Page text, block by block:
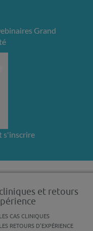
Grand
s'inscrire
et retours
CAS CLINIQUES
RETOURS D'EXPÉRIENCE